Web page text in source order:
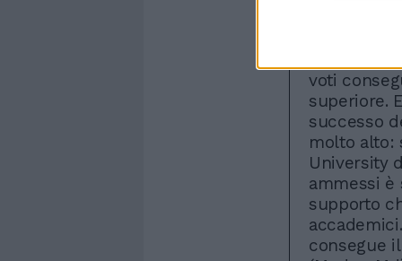
voti
superiore.
successo
molto alto:
University
ammessi è
supporto
consegue